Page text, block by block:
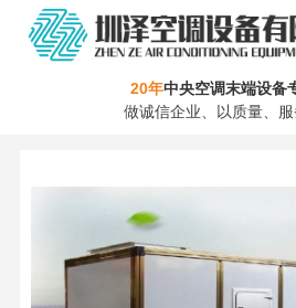
20年中央空调末端设备
做诚信企业、以质量、